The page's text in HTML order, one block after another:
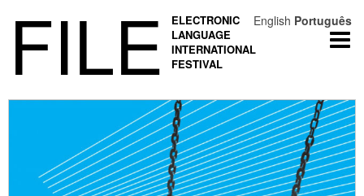
FILE
ELECTRONIC
LANGUAGE
INTERNATIONAL
FESTIVAL
English Português